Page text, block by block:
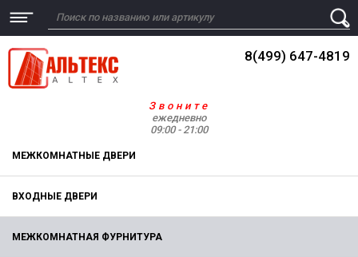
8(499) 647-4819
Звоните
ежедневно
09:00 - 21:00
МЕЖКОМНАТНЫЕ ДВЕРИ
ВХОДНЫЕ ДВЕРИ
МЕЖКОМНАТНАЯ ФУРНИТУРА